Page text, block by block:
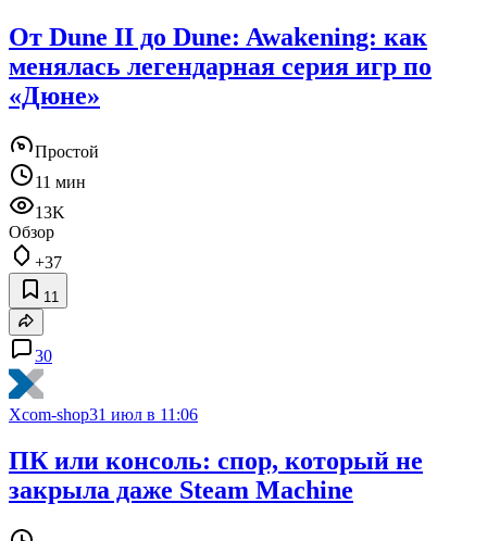
От Dune II до Dune: Awakening: как
менялась легендарная серия игр по
«Дюне»
Простой
11 мин
13K
Обзор
+37
11
30
Xcom-shop31 июл в 11:06
ПК или консоль: спор, который не
закрыла даже Steam Machine